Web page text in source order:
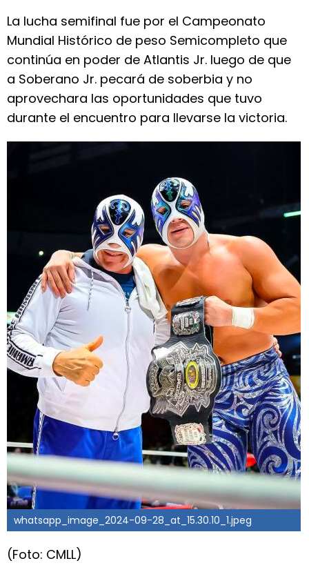
La lucha semifinal fue por el Campeonato
Mundial Histórico de peso Semicompleto que
continúa en poder de Atlantis Jr. luego de que
a Soberano Jr. pecará de soberbia y no
aprovechara las oportunidades que tuvo
durante el encuentro para llevarse la victoria.
whatsapp_image_2024-09-28_at_15.30.10_1.jpeg
(Foto: CMLL)